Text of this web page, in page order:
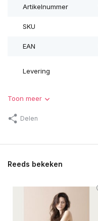
Artikelnummer
SKU
EAN
Levering
Toon meer
Delen
Reeds bekeken